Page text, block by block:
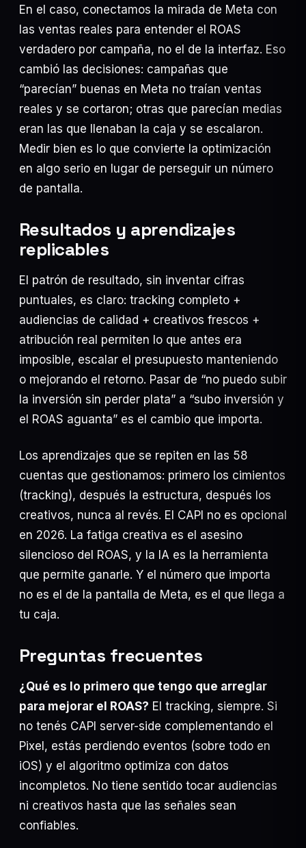
En el caso, conectamos la mirada de Meta con
las ventas reales para entender el ROAS
verdadero por campaña, no el de la interfaz. Eso
cambió las decisiones: campañas que
“parecían” buenas en Meta no traían ventas
reales y se cortaron; otras que parecían medias
eran las que llenaban la caja y se escalaron.
Medir bien es lo que convierte la optimización
en algo serio en lugar de perseguir un número
de pantalla.
Resultados y aprendizajes
replicables
El patrón de resultado, sin inventar cifras
puntuales, es claro: tracking completo +
audiencias de calidad + creativos frescos +
atribución real permiten lo que antes era
imposible, escalar el presupuesto manteniendo
o mejorando el retorno. Pasar de “no puedo subir
la inversión sin perder plata” a “subo inversión y
el ROAS aguanta” es el cambio que importa.
Los aprendizajes que se repiten en las 58
cuentas que gestionamos: primero los cimientos
(tracking), después la estructura, después los
creativos, nunca al revés. El CAPI no es opcional
en 2026. La fatiga creativa es el asesino
silencioso del ROAS, y la IA es la herramienta
que permite ganarle. Y el número que importa
no es el de la pantalla de Meta, es el que llega a
tu caja.
Preguntas frecuentes
¿Qué es lo primero que tengo que arreglar
para mejorar el ROAS? El tracking, siempre. Si
no tenés CAPI server-side complementando el
Pixel, estás perdiendo eventos (sobre todo en
iOS) y el algoritmo optimiza con datos
incompletos. No tiene sentido tocar audiencias
ni creativos hasta que las señales sean
confiables.